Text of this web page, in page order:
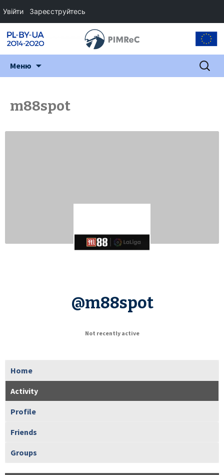
Меню Пошук:
m88spot
@m88spot
Not recently active
Home
Activity
Profile
Friends
Groups
Увійти Зареєструйтесь